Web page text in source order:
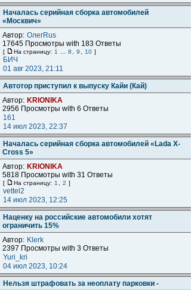
Началась серийная сборка автомобилей
«Москвич»
Автор: ОлегRus
17645 Просмотры with 183 Ответы
[ На страницу: 1 8 9 10 ]
БИЧ
01 авг 2023, 21:11
Автотор приступил к выпуску Кайи (Кай)
Автор: KRIONIKA
2956 Просмотры with 6 Ответы
161
14 июл 2023, 22:37
Началась серийная сборка автомобилей «Lada X-
Cross 5»
Автор: KRIONIKA
5818 Просмотры with 31 Ответы
[ На страницу: 1 2 ]
vettel2
14 июл 2023, 12:25
Наценку на российские автомобили хотят
ограничить 15%
Автор: Klerk
2397 Просмотры with 3 Ответы
Yuri_kri
04 июл 2023, 10:24
Нельзя штрафовать за неоплату парковки -